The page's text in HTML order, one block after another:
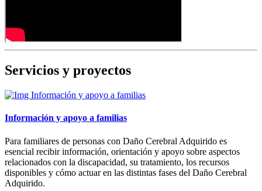
Servicios y proyectos
Información y apoyo a familias
Para familiares de personas con Daño Cerebral Adquirido es
esencial recibir información, orientación y apoyo sobre aspectos
relacionados con la discapacidad, su tratamiento, los recursos
disponibles y cómo actuar en las distintas fases del Daño Cerebral
Adquirido.